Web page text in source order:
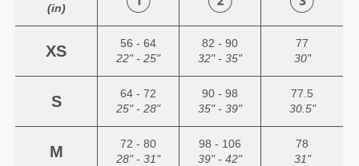
(in)
XS
56 - 64
22" - 25"
82 - 90
32" - 35"
77
30"
S
64 - 72
25" - 28"
90 - 98
35" - 39"
77.5
30.5"
M
72 - 80
28" - 31"
98 - 106
39" - 42"
78
31"